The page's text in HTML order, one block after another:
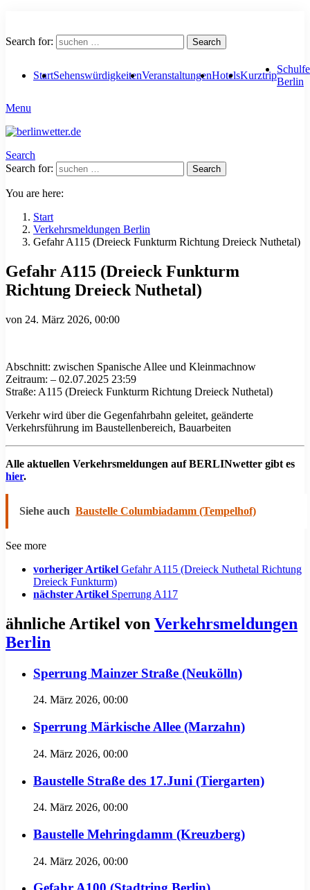
Search for: Search
StartSehenswürdigkeitenVeranstaltungenHotelsKurztrip
Berlin
Menu
Search
Search for:
Search
You are here:
Start
Verkehrsmeldungen Berlin
Gefahr A115 (Dreieck Funkturm Richtung Dreieck Nuthetal)
Gefahr A115 (Dreieck Funkturm
Richtung Dreieck Nuthetal)
von 24. März 2026, 00:00
Abschnitt: zwischen Spanische Allee und Kleinmachnow
Zeitraum: – 02.07.2025 23:59
Straße: A115 (Dreieck Funkturm Richtung Dreieck Nuthetal)
Verkehr wird über die Gegenfahrbahn geleitet, geänderte
Verkehrsführung im Baustellenbereich, Bauarbeiten
Alle aktuellen Verkehrsmeldungen auf BERLINwetter gibt es
hier.
Siehe auch Baustelle Columbiadamm (Tempelhof)
See more
vorheriger Artikel Gefahr A115 (Dreieck Nuthetal Richtung
Dreieck Funkturm)
nächster Artikel Sperrung A117
ähnliche Artikel von Verkehrsmeldungen
Berlin
Sperrung Mainzer Straße (Neukölln)
24. März 2026, 00:00
Sperrung Märkische Allee (Marzahn)
24. März 2026, 00:00
Baustelle Straße des 17.Juni (Tiergarten)
24. März 2026, 00:00
Baustelle Mehringdamm (Kreuzberg)
24. März 2026, 00:00